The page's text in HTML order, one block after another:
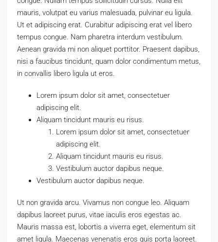
mauris, volutpat eu varius malesuada, pulvinar eu ligula.
Ut et adipiscing erat. Curabitur adipiscing erat vel libero
tempus congue. Nam pharetra interdum vestibulum.
Aenean gravida mi non aliquet porttitor. Praesent dapibus,
nisi a faucibus tincidunt, quam dolor condimentum metus,
in convallis libero ligula ut eros.
Lorem ipsum dolor sit amet, consectetuer
adipiscing elit.
Aliquam tincidunt mauris eu risus.
Lorem ipsum dolor sit amet, consectetuer
adipiscing elit.
Aliquam tincidunt mauris eu risus.
Vestibulum auctor dapibus neque.
Vestibulum auctor dapibus neque.
Ut non gravida arcu. Vivamus non congue leo. Aliquam
dapibus laoreet purus, vitae iaculis eros egestas ac.
Mauris massa est, lobortis a viverra eget, elementum sit
amet ligula. Maecenas venenatis eros quis porta laoreet.